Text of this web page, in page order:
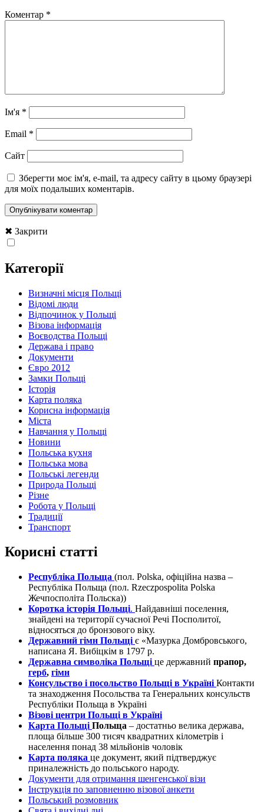
Коментар *
Ім'я *
Email *
Сайт
Зберегти моє ім'я, e-mail, та адресу сайту в цьому браузері
для моїх подальших коментарів.
✖ Закрити
Категорії
Визначні місця Польщі
Відомі люди
Відпочинок у Польщі
Візова інформація
Воєводства Польщі
Держава і право
Документи
Євро 2012
Замки Польщі
Історія
Карта поляка
Корисна інформація
Міста
Навчання у Польщі
Новини
Польська кухня
Польська мова
Польські легенди
Природа Польщі
Різне
Робота у Польщі
Традиції
Транспорт
Корисні статті
Республіка Польща (пол. Polska, офіційна назва –
Республіка Польща (пол. Rzeczpospolita Polska
Жечпосполіта Польска))
Коротка історія Польщі. Найдавніші поселення,
знайдені на території сучасної Речі Посполитої,
відносяться до бронзового віку.
Державний гімн Польщі є «Мазурка Домбровського,
написана Я. Вибіцкім в 1797 р.
Державна символіка Польщі це державний прапор,
герб, гімн
Консульство і посольство Польщі в Україні Контакти
та знаходження Посольства та Генеральних консульств
Республіки Польща в Україні
Візові центри Польщі в Україні
Карта Польщі Польща – достатньо велика держава,
площа більше 300 тисяч квадратних кілометрів і
населення понад 38 мільйонів чоловік
Карта поляка це документ, який підтверджує
приналежність до польського народу.
Документи для отримання шенгенської візи
Інструкція по заповненню візової анкети
Польський розмовник